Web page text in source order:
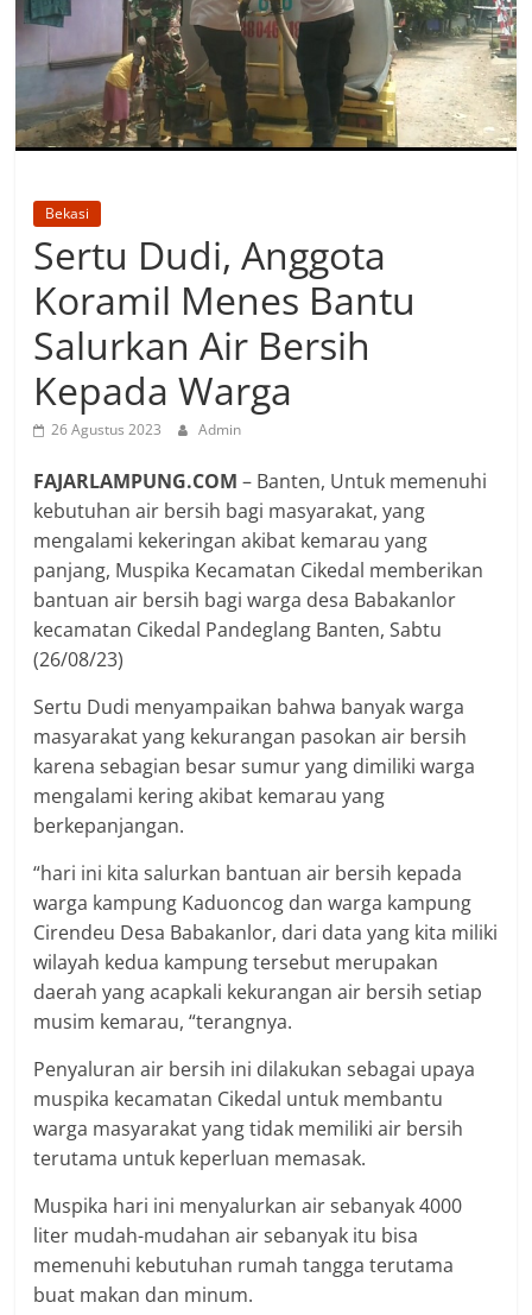
Bekasi
Sertu Dudi, Anggota
Koramil Menes Bantu
Salurkan Air Bersih
Kepada Warga
26 Agustus 2023 Admin
FAJARLAMPUNG.COM– Banten, Untuk memenuhi
kebutuhan air bersih bagi masyarakat, yang
mengalami kekeringan akibat kemarau yang
panjang, Muspika Kecamatan Cikedal memberikan
bantuan air bersih bagi warga desa Babakanlor
kecamatan Cikedal Pandeglang Banten, Sabtu
(26/08/23)
Sertu Dudi menyampaikan bahwa banyak warga
masyarakat yang kekurangan pasokan air bersih
karena sebagian besar sumur yang dimiliki warga
mengalami kering akibat kemarau yang
berkepanjangan.
“hari ini kita salurkan bantuan air bersih kepada
warga kampung Kaduoncog dan warga kampung
Cirendeu Desa Babakanlor, dari data yang kita miliki
wilayah kedua kampung tersebut merupakan
daerah yang acapkali kekurangan air bersih setiap
musim kemarau, “terangnya.
Penyaluran air bersih ini dilakukan sebagai upaya
muspika kecamatan Cikedal untuk membantu
warga masyarakat yang tidak memiliki air bersih
terutama untuk keperluan memasak.
Muspika hari ini menyalurkan air sebanyak 4000
liter mudah-mudahan air sebanyak itu bisa
memenuhi kebutuhan rumah tangga terutama
buat makan dan minum.